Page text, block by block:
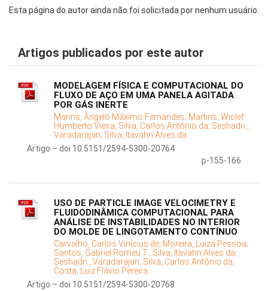
Esta página do autor ainda não foi solicitada por nenhum usuário.
Artigos publicados por este autor
MODELAGEM FÍSICA E COMPUTACIONAL DO
FLUXO DE AÇO EM UMA PANELA AGITADA
POR GÁS INERTE
Marins, Ângelo Máximo Fernandes; Martins, Wiclef
Humberto Vieira; Silva, Carlos Antônio da; Seshadri.,
Varadarajan; Silva, Itavahn Alves da
Artigo – doi 10.5151/2594-5300-20764
p-155-166
USO DE PARTICLE IMAGE VELOCIMETRY E
FLUIDODINÂMICA COMPUTACIONAL PARA
ANÁLISE DE INSTABILIDADES NO INTERIOR
DO MOLDE DE LINGOTAMENTO CONTÍNUO
Carvalho, Carlos Vinícius de; Moreira, Luiza Pessoa;
Santos, Gabriel Romeu T.; Silva, Itavahn Alves da;
Seshadri., Varadarajan; Silva, Carlos Antônio da;
Costa, Luiz Flávio Pereira
Artigo – doi 10.5151/2594-5300-20768